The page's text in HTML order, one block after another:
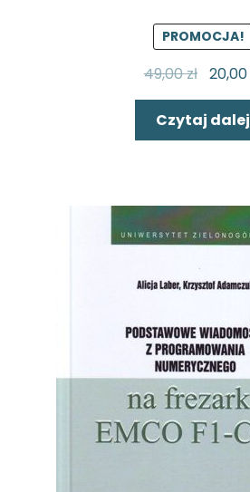
PROMOCJA!
49,00zł 20,00
Czytaj dalej